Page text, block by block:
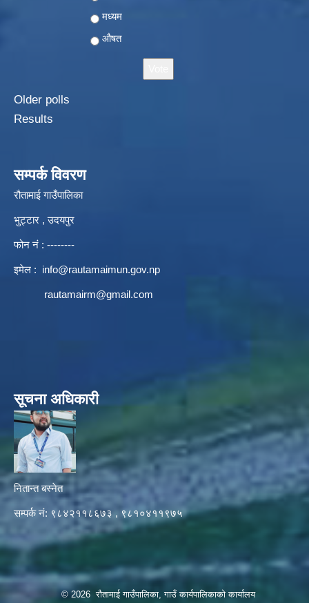
मध्यम
औषत
Older polls
Results
सम्पर्क विवरण
रौतामाई गाउँपालिका
भुट्टार , उदयपुर
फोन नं : --------
इमेल : info@rautamaimun.gov.np
rautamairm@gmail.com
सूचना अधिकारी
नितान्त बस्नेत
सम्पर्क नं: ९८४२११८६७३ , ९८१०४११९७५
© 2026 रौतामाई गाउँपालिका, गाउँ कार्यपालिकाको कार्यालय